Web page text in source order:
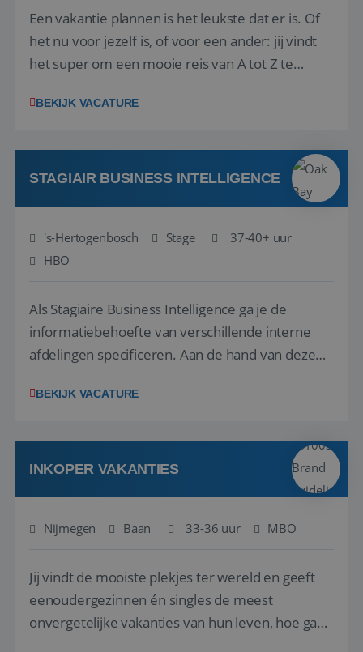
Een vakantie plannen is het leukste dat er is. Of
het nu voor jezelf is, of voor een ander: jij vindt
het super om een mooie reis van A tot Z te
vakantiegangers de meest prachtige plekjes op
werken: of het nu gaat om vragen ...
BEKIJK VACATURE
STAGIAIR BUSINESS INTELLIGENCE
's-Hertogenbosch Stage
37-40+ uur
HBO
Als Stagiaire Business Intelligence ga je de
informatiebehoefte van verschillende interne
afdelingen specificeren. Aan de hand van deze
adviezen, rapportages en dashboards
producten ontwikkel je door middel van de data
uit ons datawa...
BEKIJK VACATURE
INKOPER VAKANTIES
Nijmegen Baan 33-36 uur MBO
Jij vindt de mooiste plekjes ter wereld en geeft
eenoudergezinnen én singles de meest
onvergetelijke vakanties van hun leven, hoe gaaf